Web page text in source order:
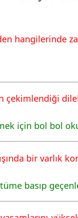
hangilerinde
çekimlendiği
için bol bol
bir varlık
basıp